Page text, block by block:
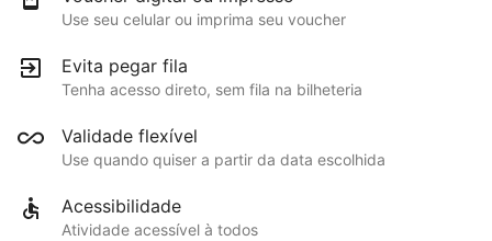
Use seu celular ou imprima seu voucher
Evita pegar fila
Tenha acesso direto, sem fila na bilheteria
Validade flexível
Use quando quiser a partir da data escolhida
Acessibilidade
Atividade acessível à todos